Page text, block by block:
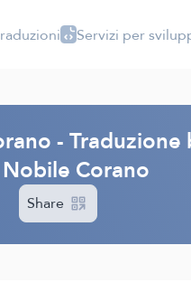
Servizi per
-
Corano
Share